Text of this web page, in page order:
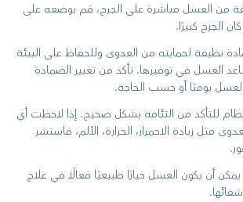
من العسل مباشرة على الجرح، قم بوضعه على
الجرح كبيرًا.
نظيفة لحمايته من العدوى وللحفاظ على البيئة
العسل في توفيرها. تأكد من تغيير الضمادة
يوميًا أو حسب الحاجة.
للتأكد من التئامه بشكل صحيح. إذا لاحظت أي
مثل زيادة الاحمرار، الحرارة، الألم، فاستشر
يمكن أن يكون العسل خيارًا طبيعيًا فعالًا في علاج